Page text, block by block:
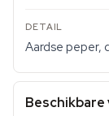
Aardse peper,